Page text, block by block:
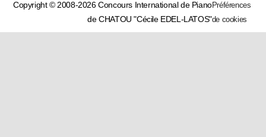
Copyright © 2008-2026 Concours International de Piano
de CHATOU "Cécile EDEL-LATOS"
Préférences
de cookies